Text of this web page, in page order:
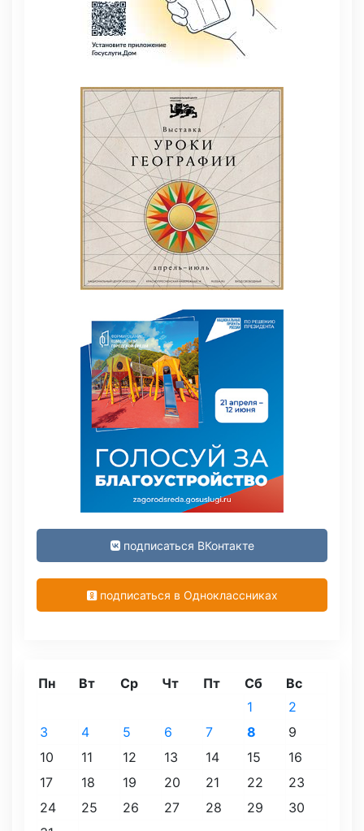
подписаться ВКонтакте
подписаться в Одноклассниках
Пн Вт Ср Чт Пт Сб
Вс
1
2
3
4 5 6 7 8
9
10
11 12 13 14 15
16
17
18 19 20 21 22
23
24
25 26 27 28 29
30